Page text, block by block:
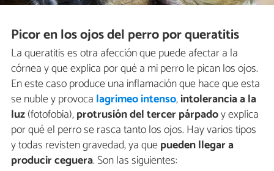
Picor en los ojos del perro por queratitis
La queratitis es otra afección que puede afectar a la
córnea y que explica por qué a mi perro le pican los ojos.
En este caso produce una inflamación que hace que esta
se nuble y provoca lagrimeo intenso,intolerancia a la
luz(fotofobia),protrusión del tercer párpadoy explica
por qué el perro se rasca tanto los ojos. Hay varios tipos
y todas revisten gravedad, ya quepueden llegar a
producir ceguera. Son las siguientes: